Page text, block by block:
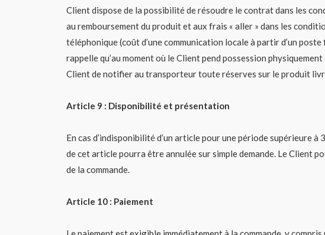
Client dispose de la possibilité de résoudre le contrat dans les
au remboursement du produit et aux frais « aller » dans les
téléphonique (coût d’une communication locale à partir d’un
rappelle qu’au moment où le Client pend possession
Client de notifier au transporteur toute réserves sur le produit
Article 9 : Disponibilité et présentation
En cas d’indisponibilité d’un article pour une période supérieure
de cet article pourra être annulée sur simple demande. Le Client
de la commande.
Article 10 : Paiement